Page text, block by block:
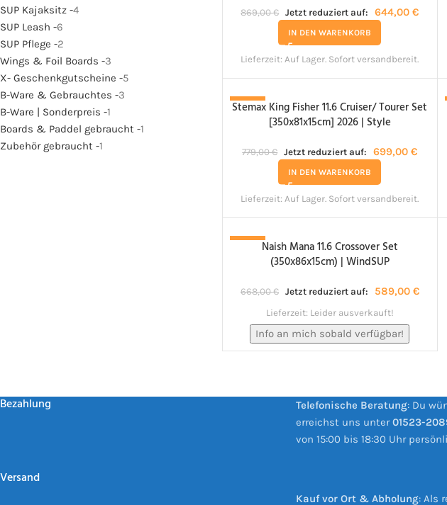
SUP Kajaksitz -4
SUP Leash -6
SUP Pflege -2
Wings & Foil Boards -3
X- Geschenkgutscheine -5
B-Ware & Gebrauchtes -3
B-Ware | Sonderpreis -1
Boards & Paddel gebraucht -1
Zubehör gebraucht -1
869,00€ Jetzt reduziert auf: 644,00€
IN DEN WARENKORB
Lieferzeit: Auf Lager. Sofort versandbereit.
-10%
Stemax King Fisher 11.6 Cruiser/ Tourer Set
[350x81x15cm] 2026 | Style
779,00€ Jetzt reduziert auf: 699,00€
IN DEN WARENKORB
Lieferzeit: Auf Lager. Sofort versandbereit.
NACHBESTELLT!
Naish Mana 11.6 Crossover Set
(350x86x15cm) | WindSUP
668,00€ Jetzt reduziert auf: 589,00 €
Lieferzeit: Leider ausverkauft!
Info an mich sobald verfügbar!
Bezahlung
Versand
Telefonische Beratung: Du
erreichst uns unter01523-
von 15:00 bis 18:30 Uhr
Kauf vor Ort & Abholung: Als